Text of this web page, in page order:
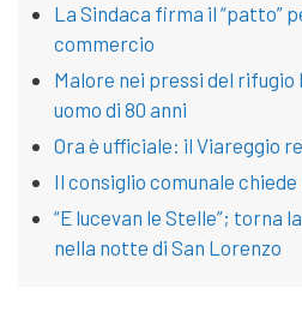
La Sindaca firma il “patto”
commercio
Malore nei pressi del rifugio
uomo di 80 anni
Ora è ufficiale: il Viareggio
Il consiglio comunale
“E lucevan le Stelle”; torna
nella notte di San Lorenzo